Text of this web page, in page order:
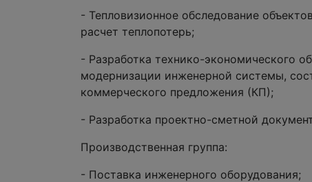
- Тепловизионное обследование
расчет теплопотерь;
- Разработка технико-экономического
модернизации инженерной системы,
коммерческого предложения (КП);
- Разработка проектно-сметной
Производственная группа:
- Поставка инженерного оборудования;